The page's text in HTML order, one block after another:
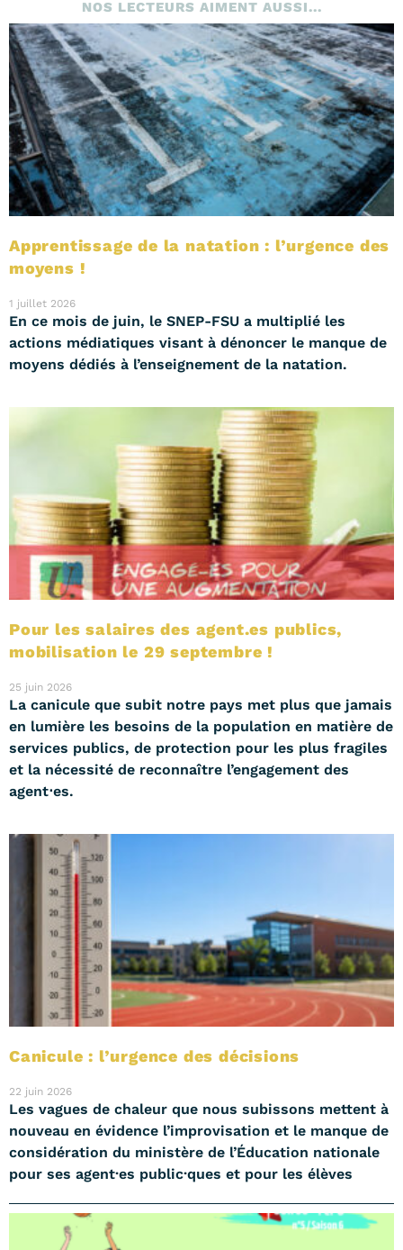
NOS LECTEURS AIMENT AUSSI...
Apprentissage de la natation : l’urgence des
moyens !
1 juillet 2026
En ce mois de juin, le SNEP-FSU a multiplié les
actions médiatiques visant à dénoncer le manque de
moyens dédiés à l’enseignement de la natation.
Pour les salaires des agent.es publics,
mobilisation le 29 septembre !
25 juin 2026
La canicule que subit notre pays met plus que jamais
en lumière les besoins de la population en matière de
services publics, de protection pour les plus fragiles
et la nécessité de reconnaître l’engagement des
agent⋅es.
Canicule : l’urgence des décisions
22 juin 2026
Les vagues de chaleur que nous subissons mettent à
nouveau en évidence l’improvisation et le manque de
considération du ministère de l’Éducation nationale
pour ses agent·es public·ques et pour les élèves